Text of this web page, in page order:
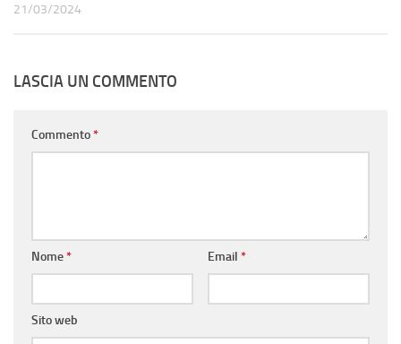
21/03/2024
LASCIA UN COMMENTO
Commento*
Nome* Email *
Sito web